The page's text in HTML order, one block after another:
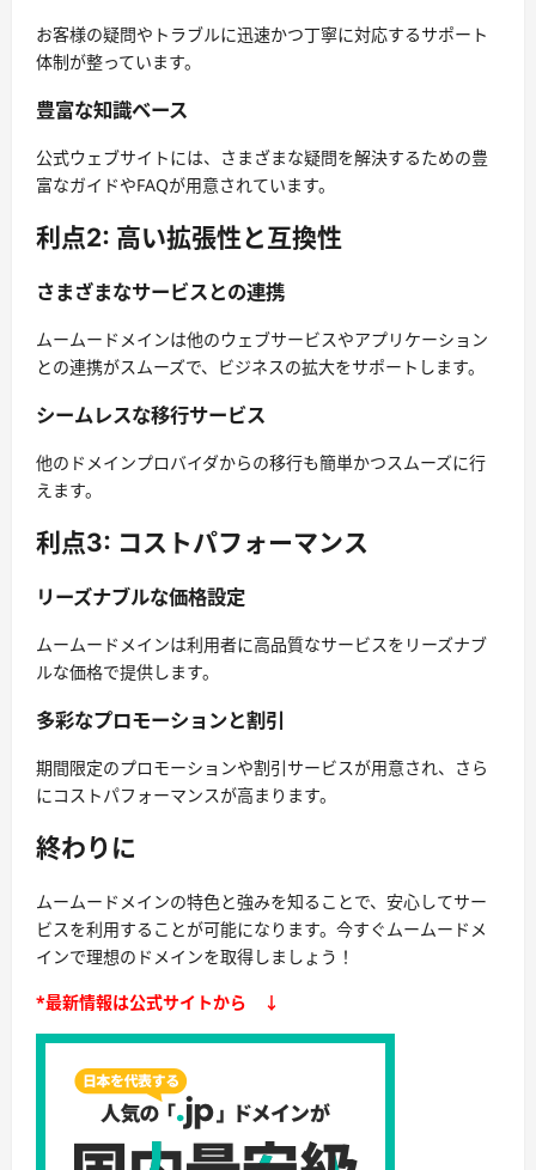
お客様の疑問やトラブルに迅速かつ丁寧に対応するサポート
体制が整っています。
豊富な知識ベース
公式ウェブサイトには、さまざまな疑問を解決するための豊
富なガイドやFAQが用意されています。
利点2: 高い拡張性と互換性
さまざまなサービスとの連携
ムームードメインは他のウェブサービスやアプリケーション
との連携がスムーズで、ビジネスの拡大をサポートします。
シームレスな移行サービス
他のドメインプロバイダからの移行も簡単かつスムーズに行
えます。
利点3: コストパフォーマンス
リーズナブルな価格設定
ムームードメインは利用者に高品質なサービスをリーズナブ
ルな価格で提供します。
多彩なプロモーションと割引
期間限定のプロモーションや割引サービスが用意され、さら
にコストパフォーマンスが高まります。
終わりに
ムームードメインの特色と強みを知ることで、安心してサー
ビスを利用することが可能になります。今すぐムームードメ
インで理想のドメインを取得しましょう！
*最新情報は公式サイトから ↓